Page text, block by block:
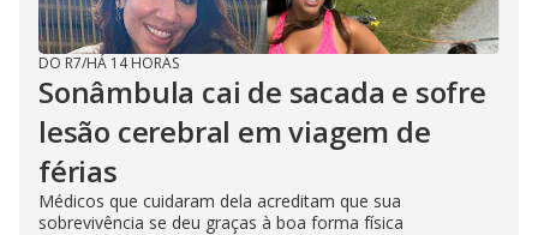
DO R7/HÁ 14 HORAS
Sonâmbula cai de sacada e sofre
lesão cerebral em viagem de
férias
Médicos que cuidaram dela acreditam que sua
sobrevivência se deu graças à boa forma física